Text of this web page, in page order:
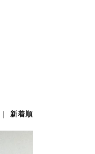
｜ 新着順